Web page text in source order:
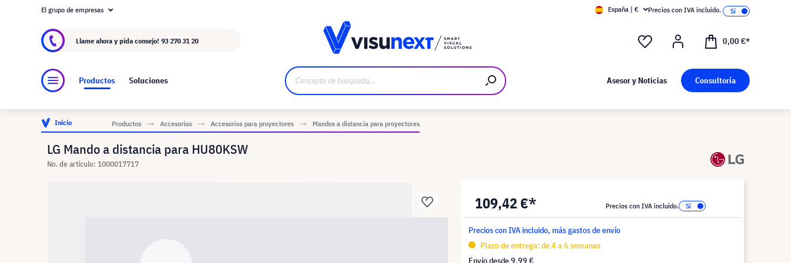
Acerca de visunext.es
El grupo de empresas España | € Precios con IVA incluido.
Llame ahora y pida consejo! 93 270 31 20 0,00 €*
Productos Soluciones Asesor y Noticias Consultoría
Inicio Productos Accesorios Accesorios para proyectores Mandos a distancia para proyectores
LG Mando a distancia para HU80KSW
No. de artículo: 1000017717
109,42 €* Precios con IVA incluido.
Precios con IVA incluido, más gastos de envío
Plazo de entrega: de 4 a 6 semanas
Envío desde9,99 €